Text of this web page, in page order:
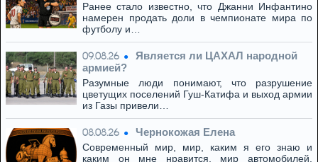
Ранее стало известно, что Джанни Инфантино
намерен продать доли в чемпионате мира по
футболу и…
09.08.26
Является ли ЦАХАЛ народной
армией?
Разумные люди понимают, что разрушение
цветущих поселений Гуш-Катифа и выход армии
из Газы привели…
08.08.26 Чернокожая Елена
Современный мир, мир, каким я его знаю и
каким он мне нравится, мир автомобилей,